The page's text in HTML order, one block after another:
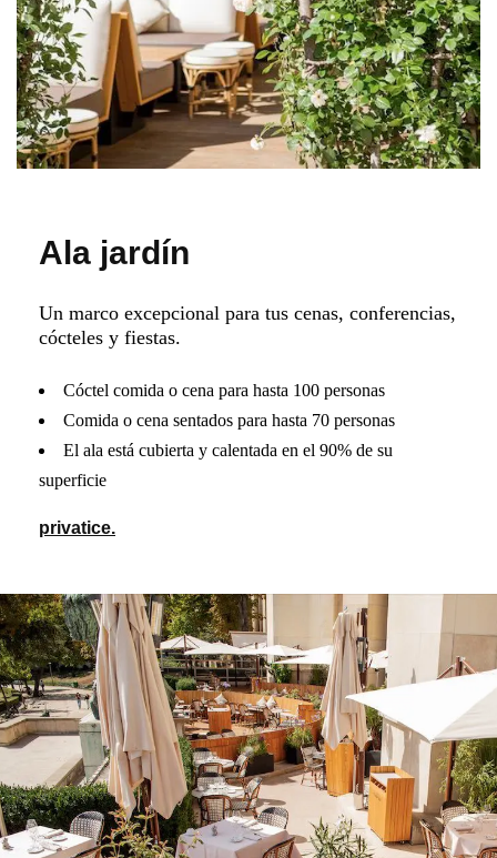
Ala jardín
Un marco excepcional para tus cenas, conferencias,
cócteles y fiestas.
Cóctel comida o cena para hasta 100 personas
Comida o cena sentados para hasta 70 personas
El ala está cubierta y calentada en el 90% de su
superficie
privatice.